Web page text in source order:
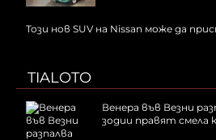
Този нов SUV на Nissan може да
TIALOTO
Венера във Везни
зодии правят смела